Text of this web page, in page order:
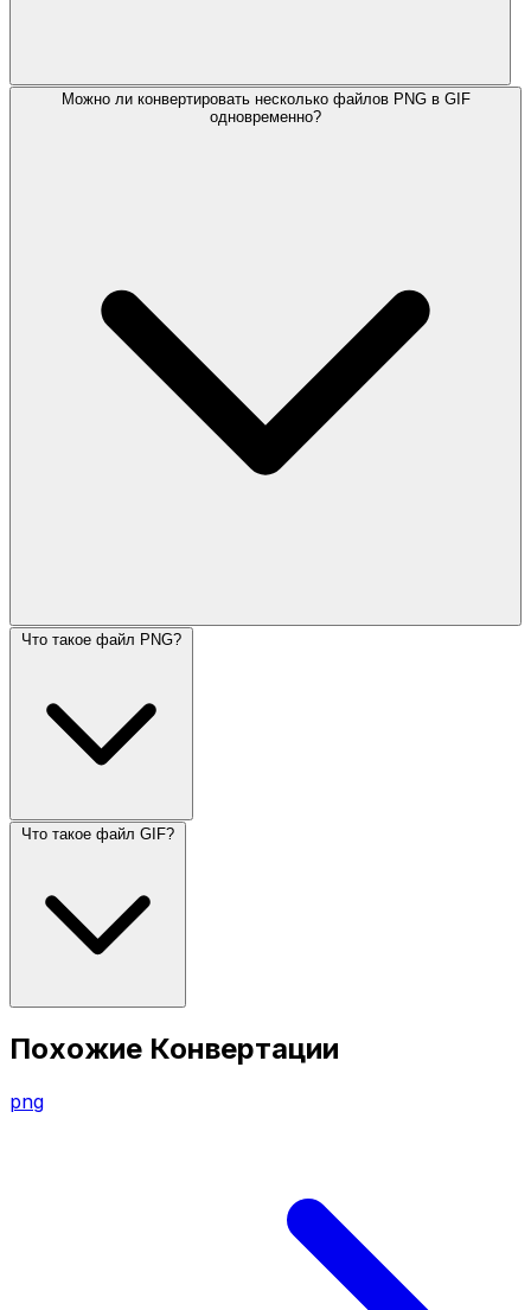
Можно ли конвертировать несколько файлов PNG в GIF
одновременно?
Что такое файл PNG?
Что такое файл GIF?
Похожие Конвертации
png